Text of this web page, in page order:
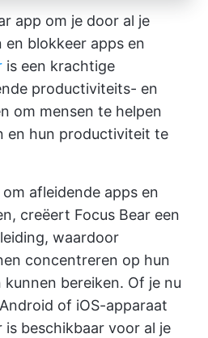
app om je door al je
blokkeer apps en
is een krachtige
productiviteits- en
om mensen te helpen
en hun productiviteit te
afleidende apps en
creëert Focus Bear een
waardoor
concentreren op hun
bereiken. Of je nu
of iOS-apparaat
is beschikbaar voor al je